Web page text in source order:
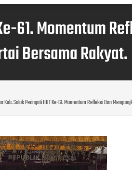
61. Momentum
Bersama Rakyat.
Kab. Solok Peringati HUT Ke-61. Momentum Refleksi Dan